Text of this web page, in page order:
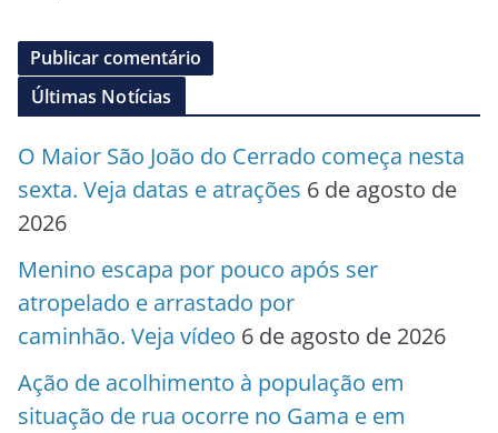
Últimas Notícias
O Maior São João do Cerrado começa nesta
sexta. Veja datas e atrações 6 de agosto de
2026
Menino escapa por pouco após ser
atropelado e arrastado por
caminhão. Veja vídeo 6 de agosto de 2026
Ação de acolhimento à população em
situação de rua ocorre no Gama e em